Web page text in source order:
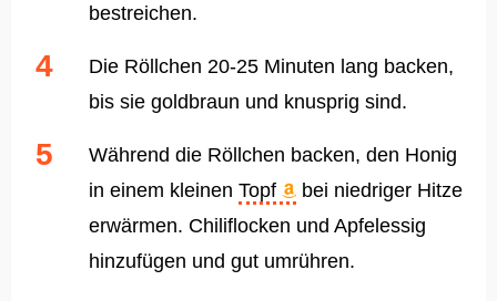
bestreichen.
Die Röllchen 20-25 Minuten lang backen,
bis sie goldbraun und knusprig sind.
Während die Röllchen backen, den Honig
in einem kleinen Topf
bei niedriger Hitze
erwärmen. Chiliflocken und Apfelessig
hinzufügen und gut umrühren.